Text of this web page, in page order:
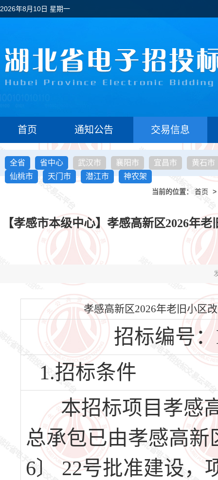
2026年8月10日 星期一
首页 通知公告 交易信息
全省 省中心 武汉市 襄阳市 宜昌市
黄石市
仙桃市
天门市 潜江市 神农架
当前的位置： 首页 >
【孝感市本级中心】孝感高新区2026年
孝感高新区2026年老旧小区
招标编号：
1.招标条件
本招标项目孝感
总承包已由孝感高新
6〕 22号批准建设，